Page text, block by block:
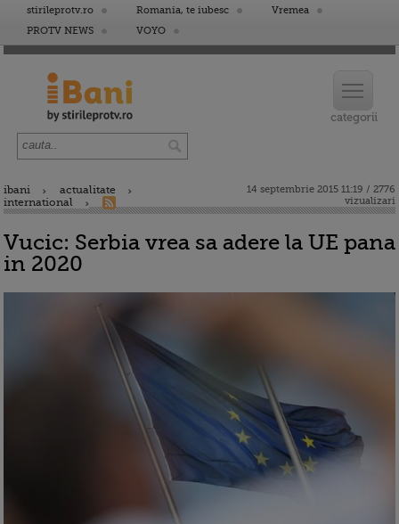
stirileprotv.ro Romania, te iubesc
Vremea
PROTV NEWS
VOYO
ibani
actualitate
international
14 septembrie 2015 11:19 / 2776
vizualizari
Vucic: Serbia vrea sa adere la UE pana
in 2020